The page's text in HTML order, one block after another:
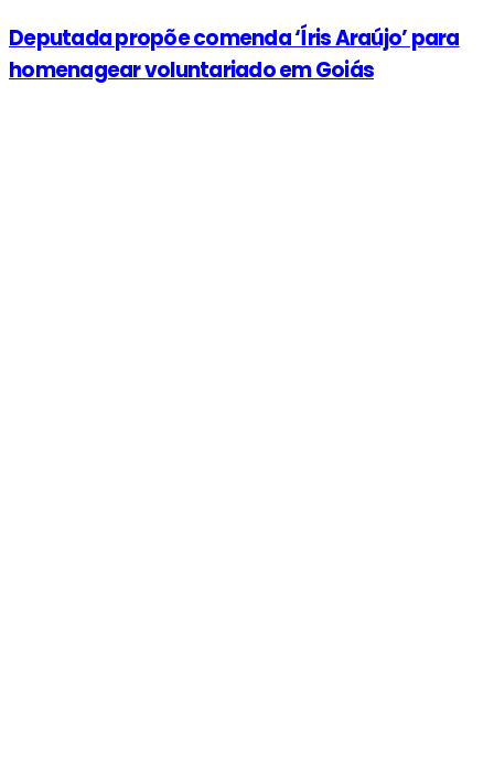
Deputada propõe comenda ‘Íris Araújo’ para
homenagear voluntariado em Goiás